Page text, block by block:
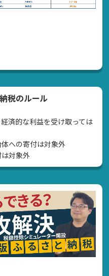
税のルール
済的な利益を受け取っては
への寄付は対象外
対象外